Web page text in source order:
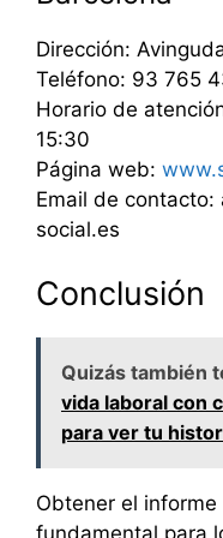
Dirección:
Teléfono: 93 765
Horario de
15:30
Página web:
Email de
social.es
Conclusión
Quizás también
vida laboral con
para ver tu
Obtener el